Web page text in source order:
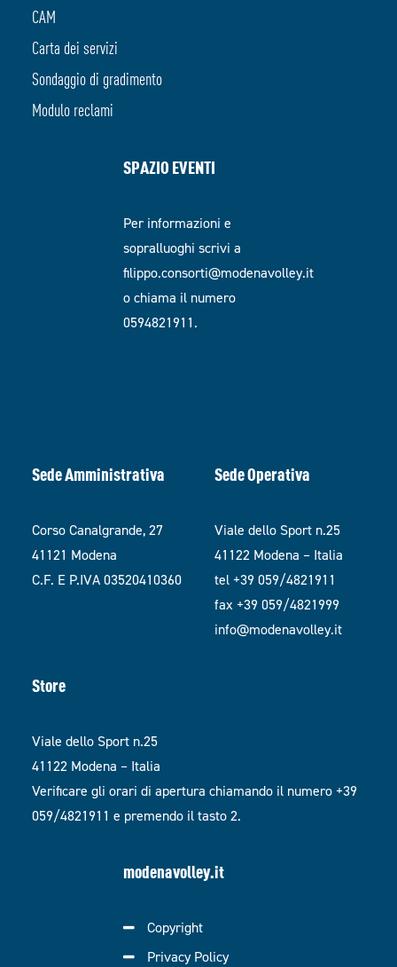
CAM
Carta dei servizi
Sondaggio di gradimento
Modulo reclami
SPAZIO EVENTI
Per informazioni e
sopralluoghi scrivi a
filippo.consorti@modenavolley.it
o chiama il numero
0594821911.
Sede Amministrativa
Corso Canalgrande, 27
41121 Modena
C.F. E P.IVA 03520410360
Sede Operativa
Viale dello Sport n.25
41122 Modena – Italia
tel +39 059/4821911
fax +39 059/4821999
info@modenavolley.it
Store
Viale dello Sport n.25
41122 Modena – Italia
Verificare gli orari di apertura chiamando il numero +39
059/4821911 e premendo il tasto 2.
modenavolley.it
Copyright
Privacy Policy